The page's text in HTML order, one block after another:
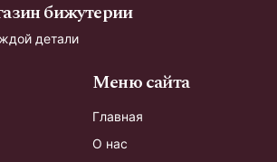
бижутерии
детали
Меню сайта
Главная
О нас